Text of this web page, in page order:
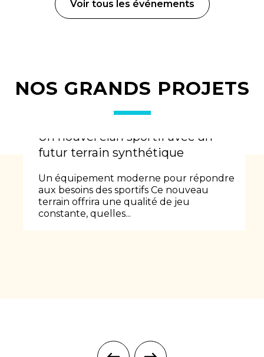
Voir tous les événements
NOS GRANDS PROJETS
Un nouvel élan sportif avec un
futur terrain synthétique
Un équipement moderne pour répondre
aux besoins des sportifs Ce nouveau
terrain offrira une qualité de jeu
constante, quelles...